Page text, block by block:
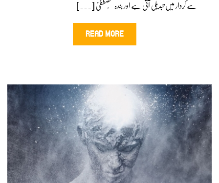
سے کِردار میں تبدیلی آتی ہے اور بندہ مُصطفٰیؐ [...]
READ MORE